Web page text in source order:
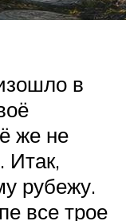
в
же не
Итак,
рубежу.
все трое